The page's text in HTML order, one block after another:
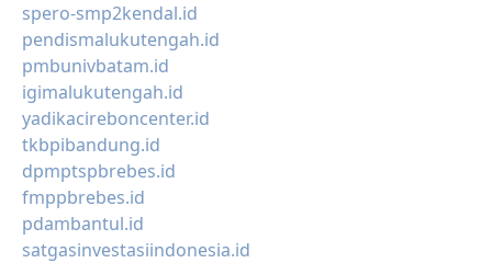
spero-smp2kendal.id
pendismalukutengah.id
pmbunivbatam.id
igimalukutengah.id
yadikacireboncenter.id
tkbpibandung.id
dpmptspbrebes.id
fmppbrebes.id
pdambantul.id
satgasinvestasiindonesia.id